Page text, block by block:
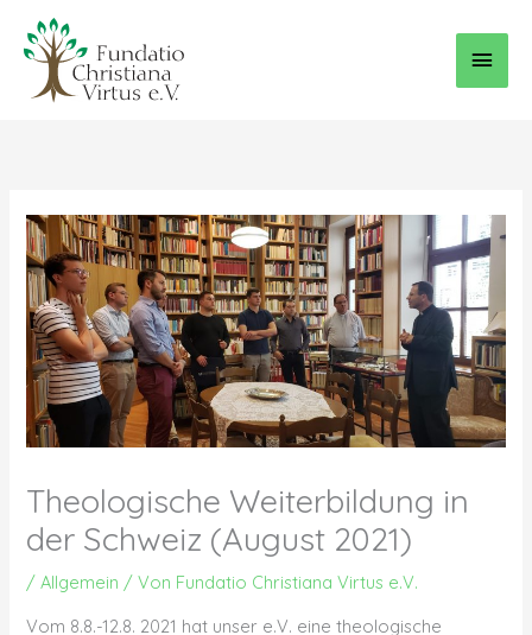
Inhalt
springen
Theologische Weiterbildung in
der Schweiz (August 2021)
/Allgemein / Von Fundatio Christiana Virtus e.V.
Vom 8.8.-12.8. 2021 hat unser e.V. eine theologische